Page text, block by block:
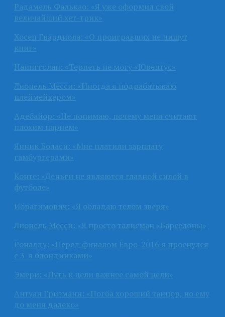
Радамель Фалькао: «Я уже оформил свой
величайший хет-трик»
Хосеп Гвардиола: «О проигравших не пишут
книг»
Наингголан: «Терпеть не могу «Ювентус»
Лионель Месси: «Иногда я подрабатываю
плеймейкером»
Адебайор: «Не понимаю, почему меня считают
плохим парнем»
Янник Боласи: «Мне платили зарплату
гамбургерами»
Конте: «Деньги не являются главной силой в
футболе»
Ибрагимович: «Я обладаю телом зверя»
Лионель Месси: «Я просто талисман «Барселоны»
Роналду: «Перед финалом Евро-2016 я проснулся
с 3-я блондинками»
Эмери: «Путь к цели важнее самой цели»
Антуан Гризманн: «Погба хороший танцор, но ему
до меня далеко»